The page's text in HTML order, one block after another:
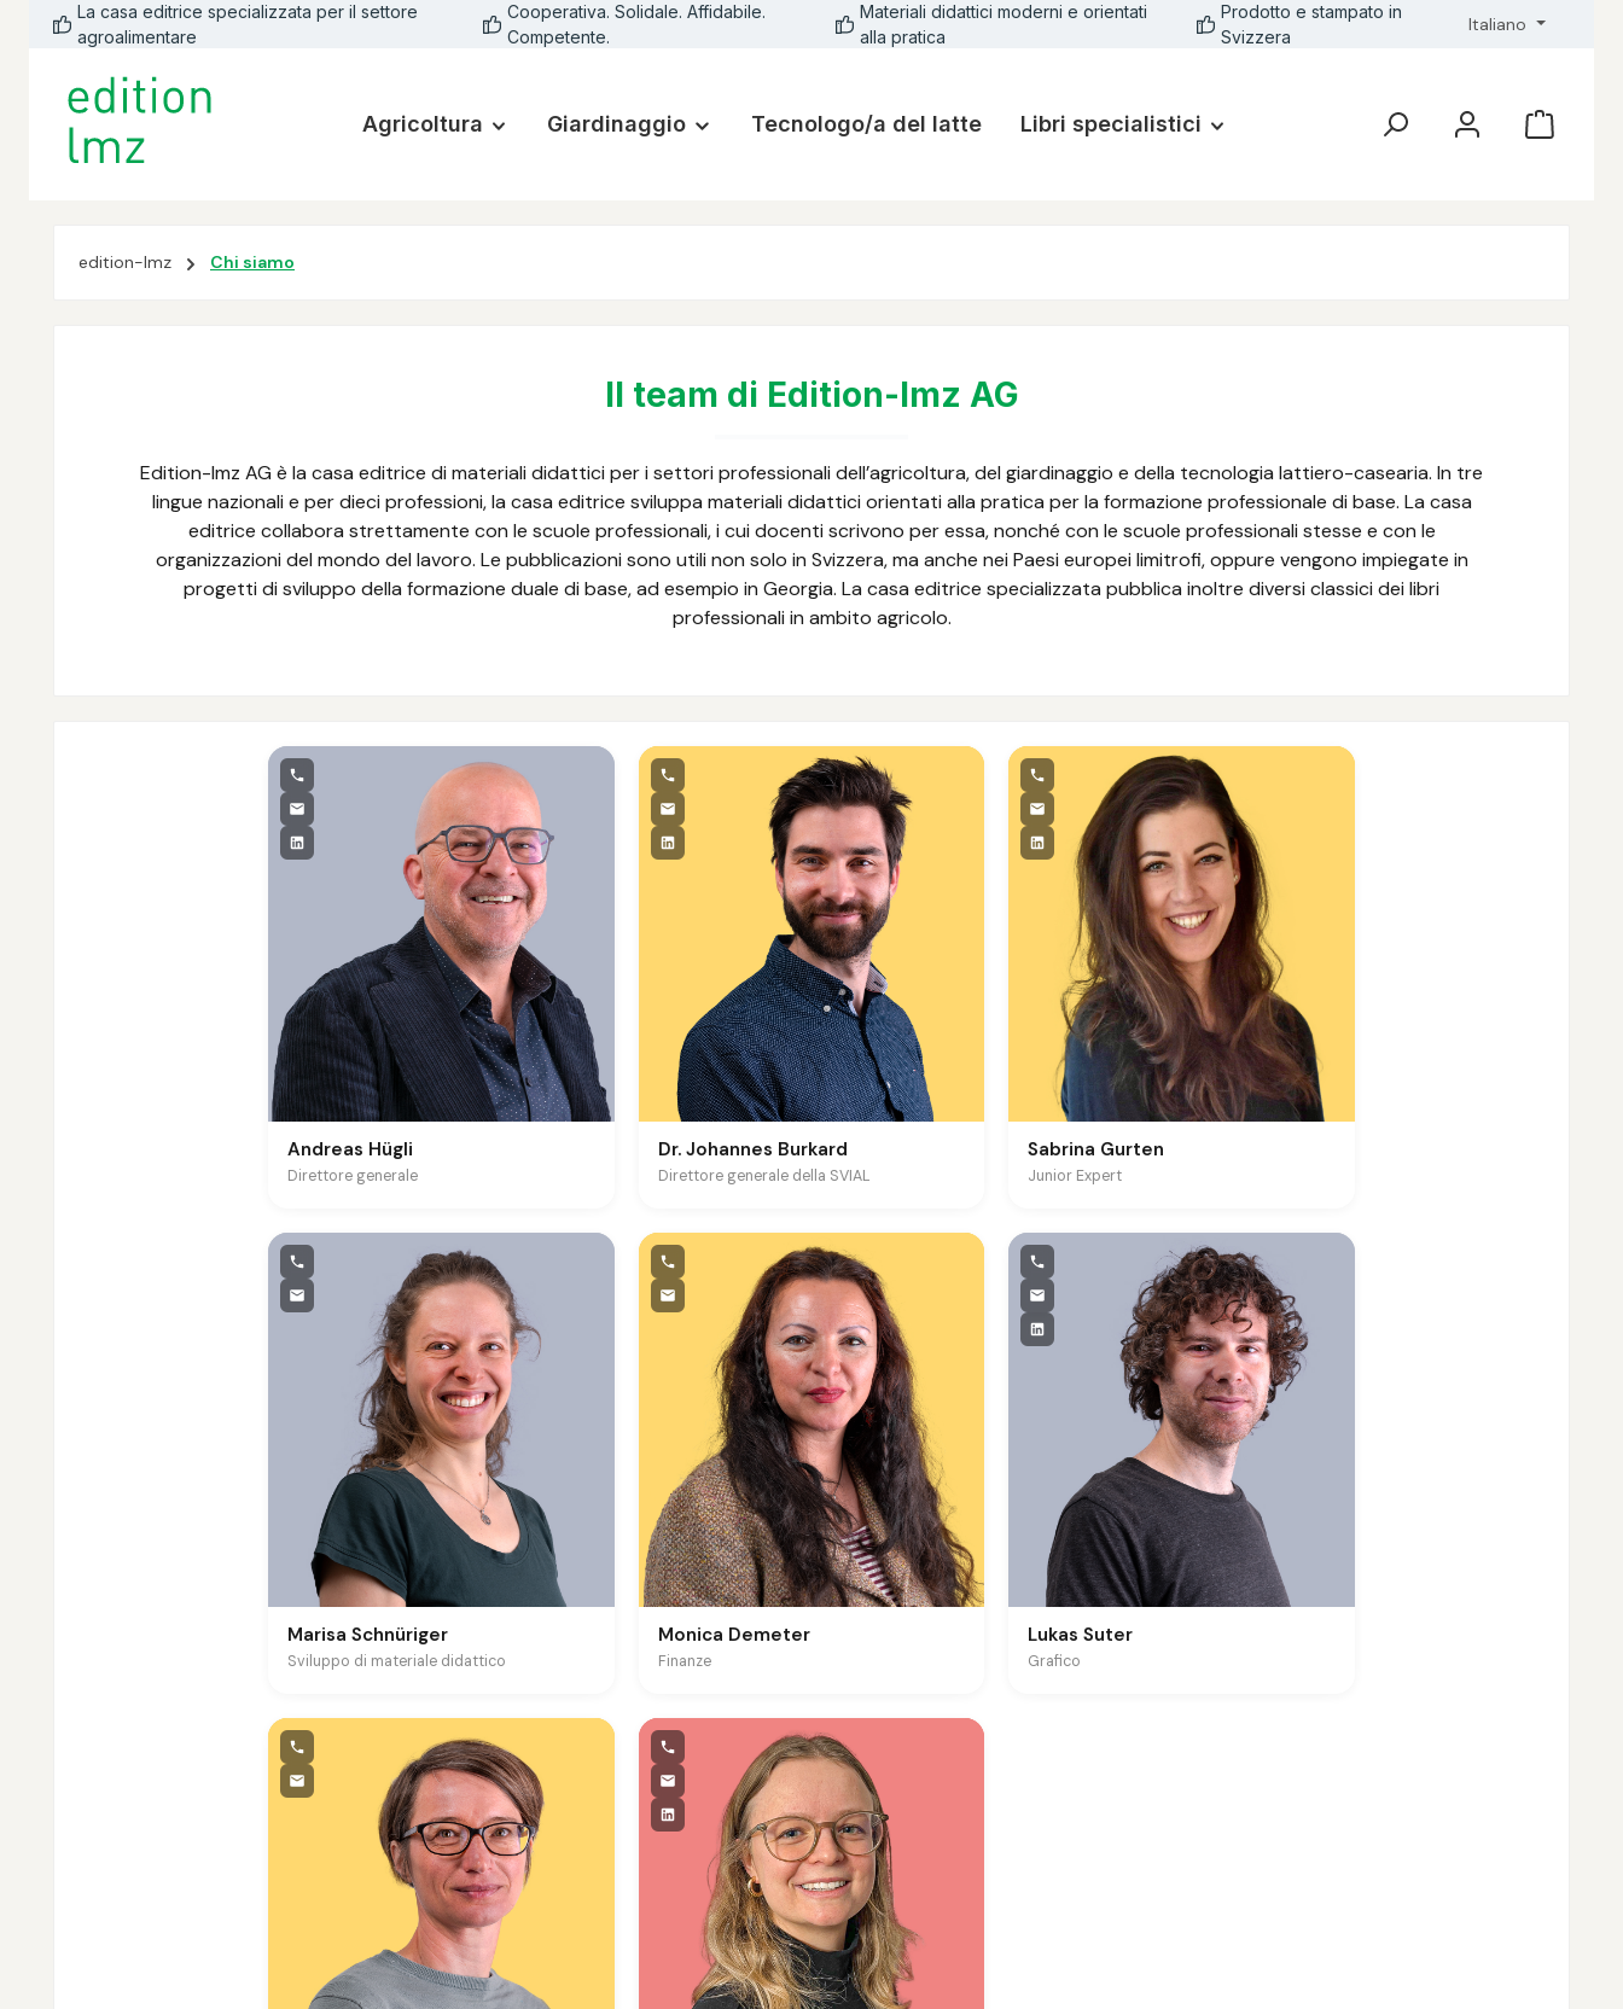
ricerca Passa alla navigazione principale
La casa editrice specializzata per il settore
agroalimentare
Cooperativa. Solidale. Affidabile.
Competente.
Materiali didattici moderni e orientati
alla pratica
Prodotto e stampato in
Svizzera
Italiano
Agricoltura Giardinaggio Tecnologo/a del latte Libri specialistici
edition-lmz Chi siamo
Il team di Edition-lmz AG
Edition-lmz AG è la casa editrice di materiali didattici per i settori professionali dell’agricoltura, del giardinaggio e della tecnologia lattiero-casearia. In tre
lingue nazionali e per dieci professioni, la casa editrice sviluppa materiali didattici orientati alla pratica per la formazione professionale di base. La casa
editrice collabora strettamente con le scuole professionali, i cui docenti scrivono per essa, nonché con le scuole professionali stesse e con le
organizzazioni del mondo del lavoro. Le pubblicazioni sono utili non solo in Svizzera, ma anche nei Paesi europei limitrofi, oppure vengono impiegate in
progetti di sviluppo della formazione duale di base, ad esempio in Georgia. La casa editrice specializzata pubblica inoltre diversi classici dei libri
professionali in ambito agricolo.
Andreas Hügli
Direttore generale
Dr. Johannes Burkard
Direttore generale della SVIAL
Sabrina Gurten
Junior Expert
Marisa Schnüriger
Sviluppo di materiale didattico
Monica Demeter
Finanze
Lukas Suter
Grafico